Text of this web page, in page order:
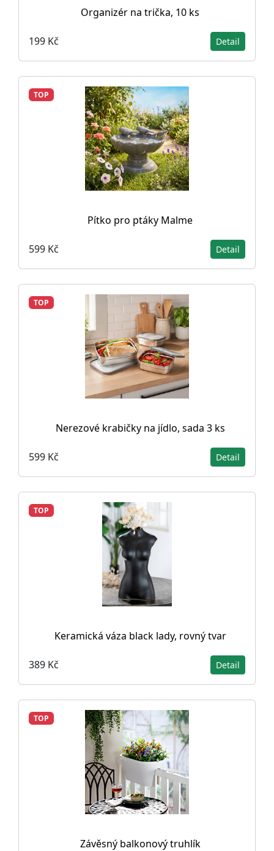
Organizér na trička, 10 ks
199 Kč Detail
TOP
Pítko pro ptáky Malme
599 Kč Detail
TOP
Nerezové krabičky na jídlo, sada 3 ks
599 Kč Detail
TOP
Keramická váza black lady, rovný tvar
389 Kč Detail
TOP
Závěsný balkonový truhlík